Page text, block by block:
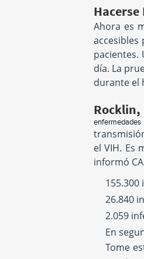
Hacerse
Ahora es
accesibles
pacientes.
día. La
durante el
Rocklin,
enfermedades
el VIH. Es
informó
26.840
2.059
En
Tome